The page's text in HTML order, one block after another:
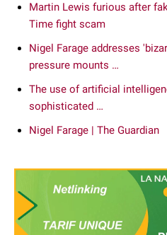
Martin Lewis furious after
Time fight scam
Nigel Farage addresses
pressure mounts …
The use of artificial
sophisticated …
Nigel Farage | The Guardian